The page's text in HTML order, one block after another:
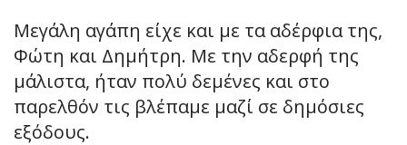
Μεγάλη αγάπη είχε και με τα αδέρφια της,
Φώτη και Δημήτρη. Με την αδερφή της
μάλιστα, ήταν πολύ δεμένες και στο
παρελθόν τις βλέπαμε μαζί σε δημόσιες
εξόδους.